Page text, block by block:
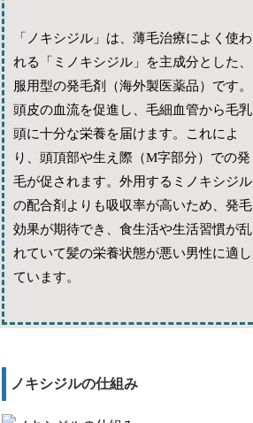
「ノキシジル」は、薄毛治療によく使わ
れる「ミノキシジル」を主成分とした、
服用型の発毛剤（海外製医薬品）です。
頭皮の血流を促進し、毛細血管から毛乳
頭に十分な栄養を届けます。これによ
り、頭頂部や生え際（M字部分）での発
毛が促されます。外用するミノキシジル
の配合剤よりも吸収率が高いため、発毛
効果が期待でき、食生活や生活習慣が乱
れていて髪の栄養状態が悪い男性に適し
ています。
ノキシジルの仕組み